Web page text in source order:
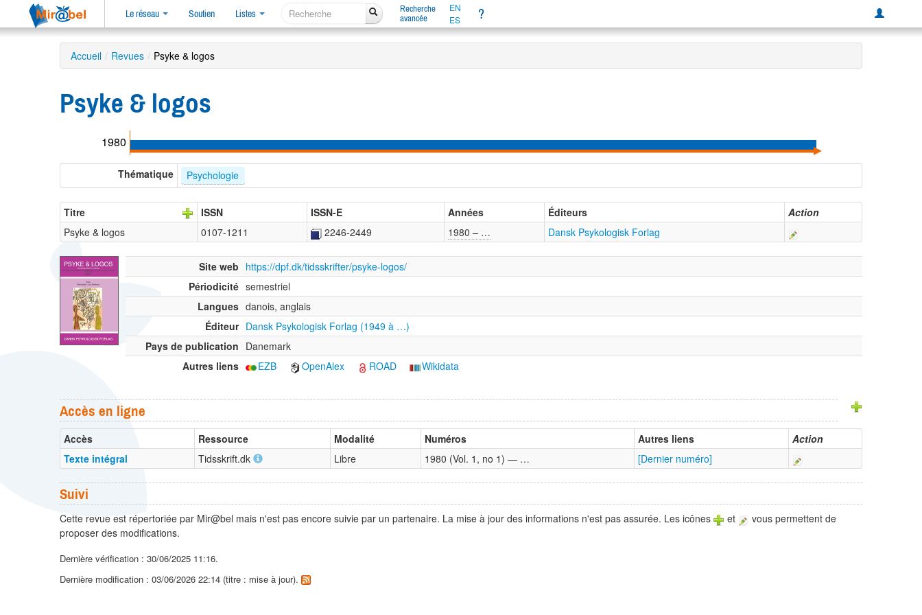
Le réseau Soutien Listes
Recherche
avancée
EN
ES
?
Accueil / Revues / Psyke & logos
Psyke & logos
1980
Thématique Psychologie
Titre ISSN ISSN-E Années Éditeurs
Action
Psyke & logos
0107-1211 2246-2449 1980 – … Dansk Psykologisk Forlag
Site web https://dpf.dk/tidsskrifter/psyke-logos/
Périodicité semestriel
Langues danois, anglais
Éditeur Dansk Psykologisk Forlag (1949 à …)
Pays de publication Danemark
Autres liens
EZB OpenAlex ROAD Wikidata
Accès en ligne
Accès Ressource Modalité Numéros Autres liens
Action
Texte intégral
Tidsskrift.dk Libre 1980 (Vol. 1, no 1) — … [Dernier numéro]
Suivi
Cette revue est répertoriée par Mir@bel mais n'est pas encore suivie par un partenaire. La mise à jour des informations n'est pas assurée. Les icônes et
vous permettent de
proposer des modifications.
Dernière vérification : 30/06/2025 11:16.
Dernière modification : 03/06/2026 22:14 (titre : mise à jour).